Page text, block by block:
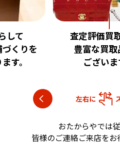
よる
目が
。
お客
ご納得いただ
心がけてお
おたからやでは
皆様のご連絡ご来店をお